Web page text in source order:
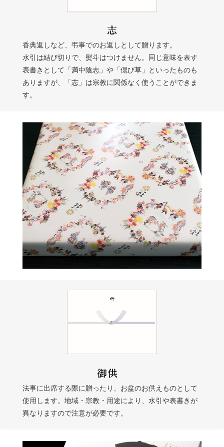
香典返しなど、弔事でのお返しとして贈ります。
水引は結び切りで、熨斗はつけません。同じ意味を表す
表書きとして「満中陰志」や「偲び草」といったものも
ありますが、「志」は宗教に関係なく使うことができま
す。
法事に出席する際に贈ったり、お盆のお供えものとして
使用します。地域・宗教・用途により、水引や表書きが
異なりますので注意が必要です。